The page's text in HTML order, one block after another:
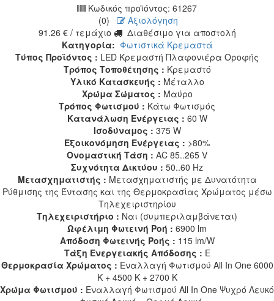
Κωδικός προϊόντος: 61267
(0)
Αξιολόγηση
91.26 € / τεμάχιο
Διαθέσιμο για αποστολή
Κατηγορία: Φωτιστικά Κρεμαστά
Τύπος Προϊόντος : LED Κρεμαστή Πλαφονιέρα Οροφής
Τρόπος Τοποθέτησης : Κρεμαστό
Υλικό Κατασκευής : Μέταλλο
Χρώμα Σώματος : Μαύρο
Τρόπος Φωτισμού : Κάτω Φωτισμός
Κατανάλωση Ενέργειας : 60 W
Ισοδύναμος : 375 W
Εξοικονόμηση Ενέργειας : >80%
Ονομαστική Τάση : AC 85..265 V
Συχνότητα Δικτύου : 50..60 Hz
Μετασχηματιστής : Μετασχηματιστής με Δυνατότητα
Ρύθμισης της Έντασης και της Θερμοκρασίας Χρώματος μέσω
Τηλεχειριστηρίου
Τηλεχειριστήριο : Ναι (συμπεριλαμβάνεται)
Ωφέλιμη Φωτεινή Ροή : 6900 lm
Απόδοση Φωτεινής Ροής : 115 lm/W
Τάξη Ενεργειακής Απόδοσης : E
Θερμοκρασία Χρώματος : Εναλλαγή Φωτισμού All In One 6000
K + 4500 K + 2700 K
Χρώμα Φωτισμού : Εναλλαγή Φωτισμού All In One Ψυχρό Λευκό